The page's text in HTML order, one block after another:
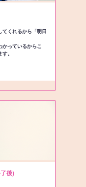
てくれるから「明日
かっているからこ
。
後)